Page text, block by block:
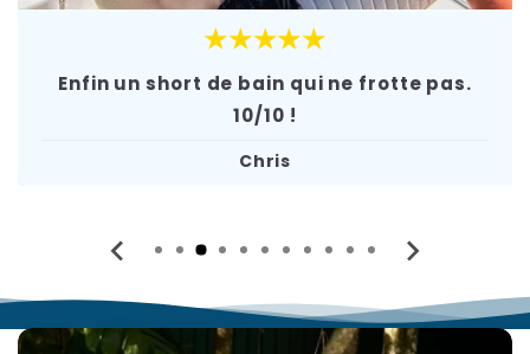
★★★★★
Enfin un short de bain qui ne frotte pas.
10/10 !
Chris